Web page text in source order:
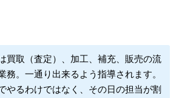
買取（査定）、加工、補充、販売の流
務。一通り出来るよう指導されます。
やるわけではなく、その日の担当が割